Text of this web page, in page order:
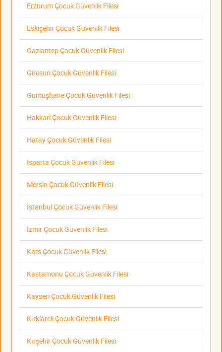
Erzurum Çocuk Güvenlik Filesi
Eskişehir Çocuk Güvenlik Filesi
Gaziantep Çocuk Güvenlik Filesi
Giresun Çocuk Güvenlik Filesi
Gümüşhane Çocuk Güvenlik Filesi
Hakkari Çocuk Güvenlik Filesi
Hatay Çocuk Güvenlik Filesi
Isparta Çocuk Güvenlik Filesi
Mersin Çocuk Güvenlik Filesi
İstanbul Çocuk Güvenlik Filesi
İzmir Çocuk Güvenlik Filesi
Kars Çocuk Güvenlik Filesi
Kastamonu Çocuk Güvenlik Filesi
Kayseri Çocuk Güvenlik Filesi
Kırklareli Çocuk Güvenlik Filesi
Kırşehir Çocuk Güvenlik Filesi